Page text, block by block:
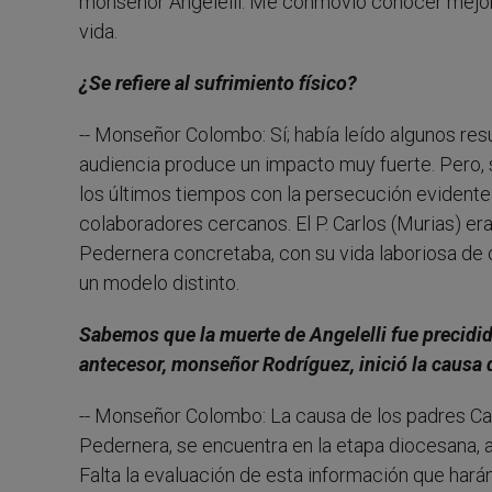
vida.
¿Se refiere al sufrimiento físico?
-- Monseñor Colombo: Sí; había leído algunos
audiencia produce un impacto muy fuerte.
los últimos tiempos con la persecución
colaboradores cercanos. El P. Carlos (Murias)
Pedernera concretaba, con su vida laboriosa
un modelo distinto.
Sabemos que la muerte de Angelelli fue
antecesor, monseñor Rodríguez, inició la
-- Monseñor Colombo: La causa de los padres
Pedernera, se encuentra en la etapa
Falta la evaluación de esta información que